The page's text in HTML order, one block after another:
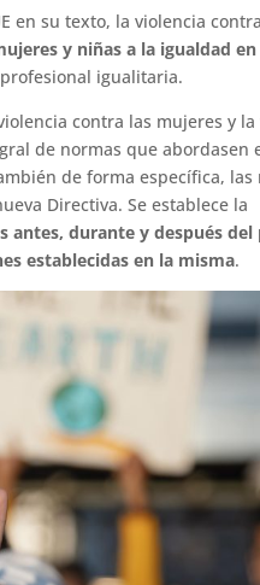
en su texto, la violencia
y niñas a la igualdad
igualitaria.
contra las mujeres y la
de normas que abordasen
de forma específica, las
Directiva. Se establece la
antes, durante y después del
establecidas en la misma.